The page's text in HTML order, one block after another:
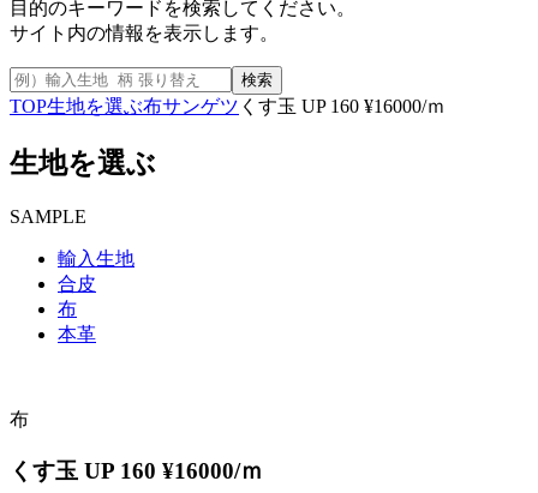
目的のキーワードを検索してください。
サイト内の情報を表示します。
検索
TOP生地を選ぶ布サンゲツ くす玉 UP 160 ¥16000/ｍ
生地を選ぶ
SAMPLE
輸入生地
合皮
布
本革
布
くす玉 UP 160 ¥16000/ｍ